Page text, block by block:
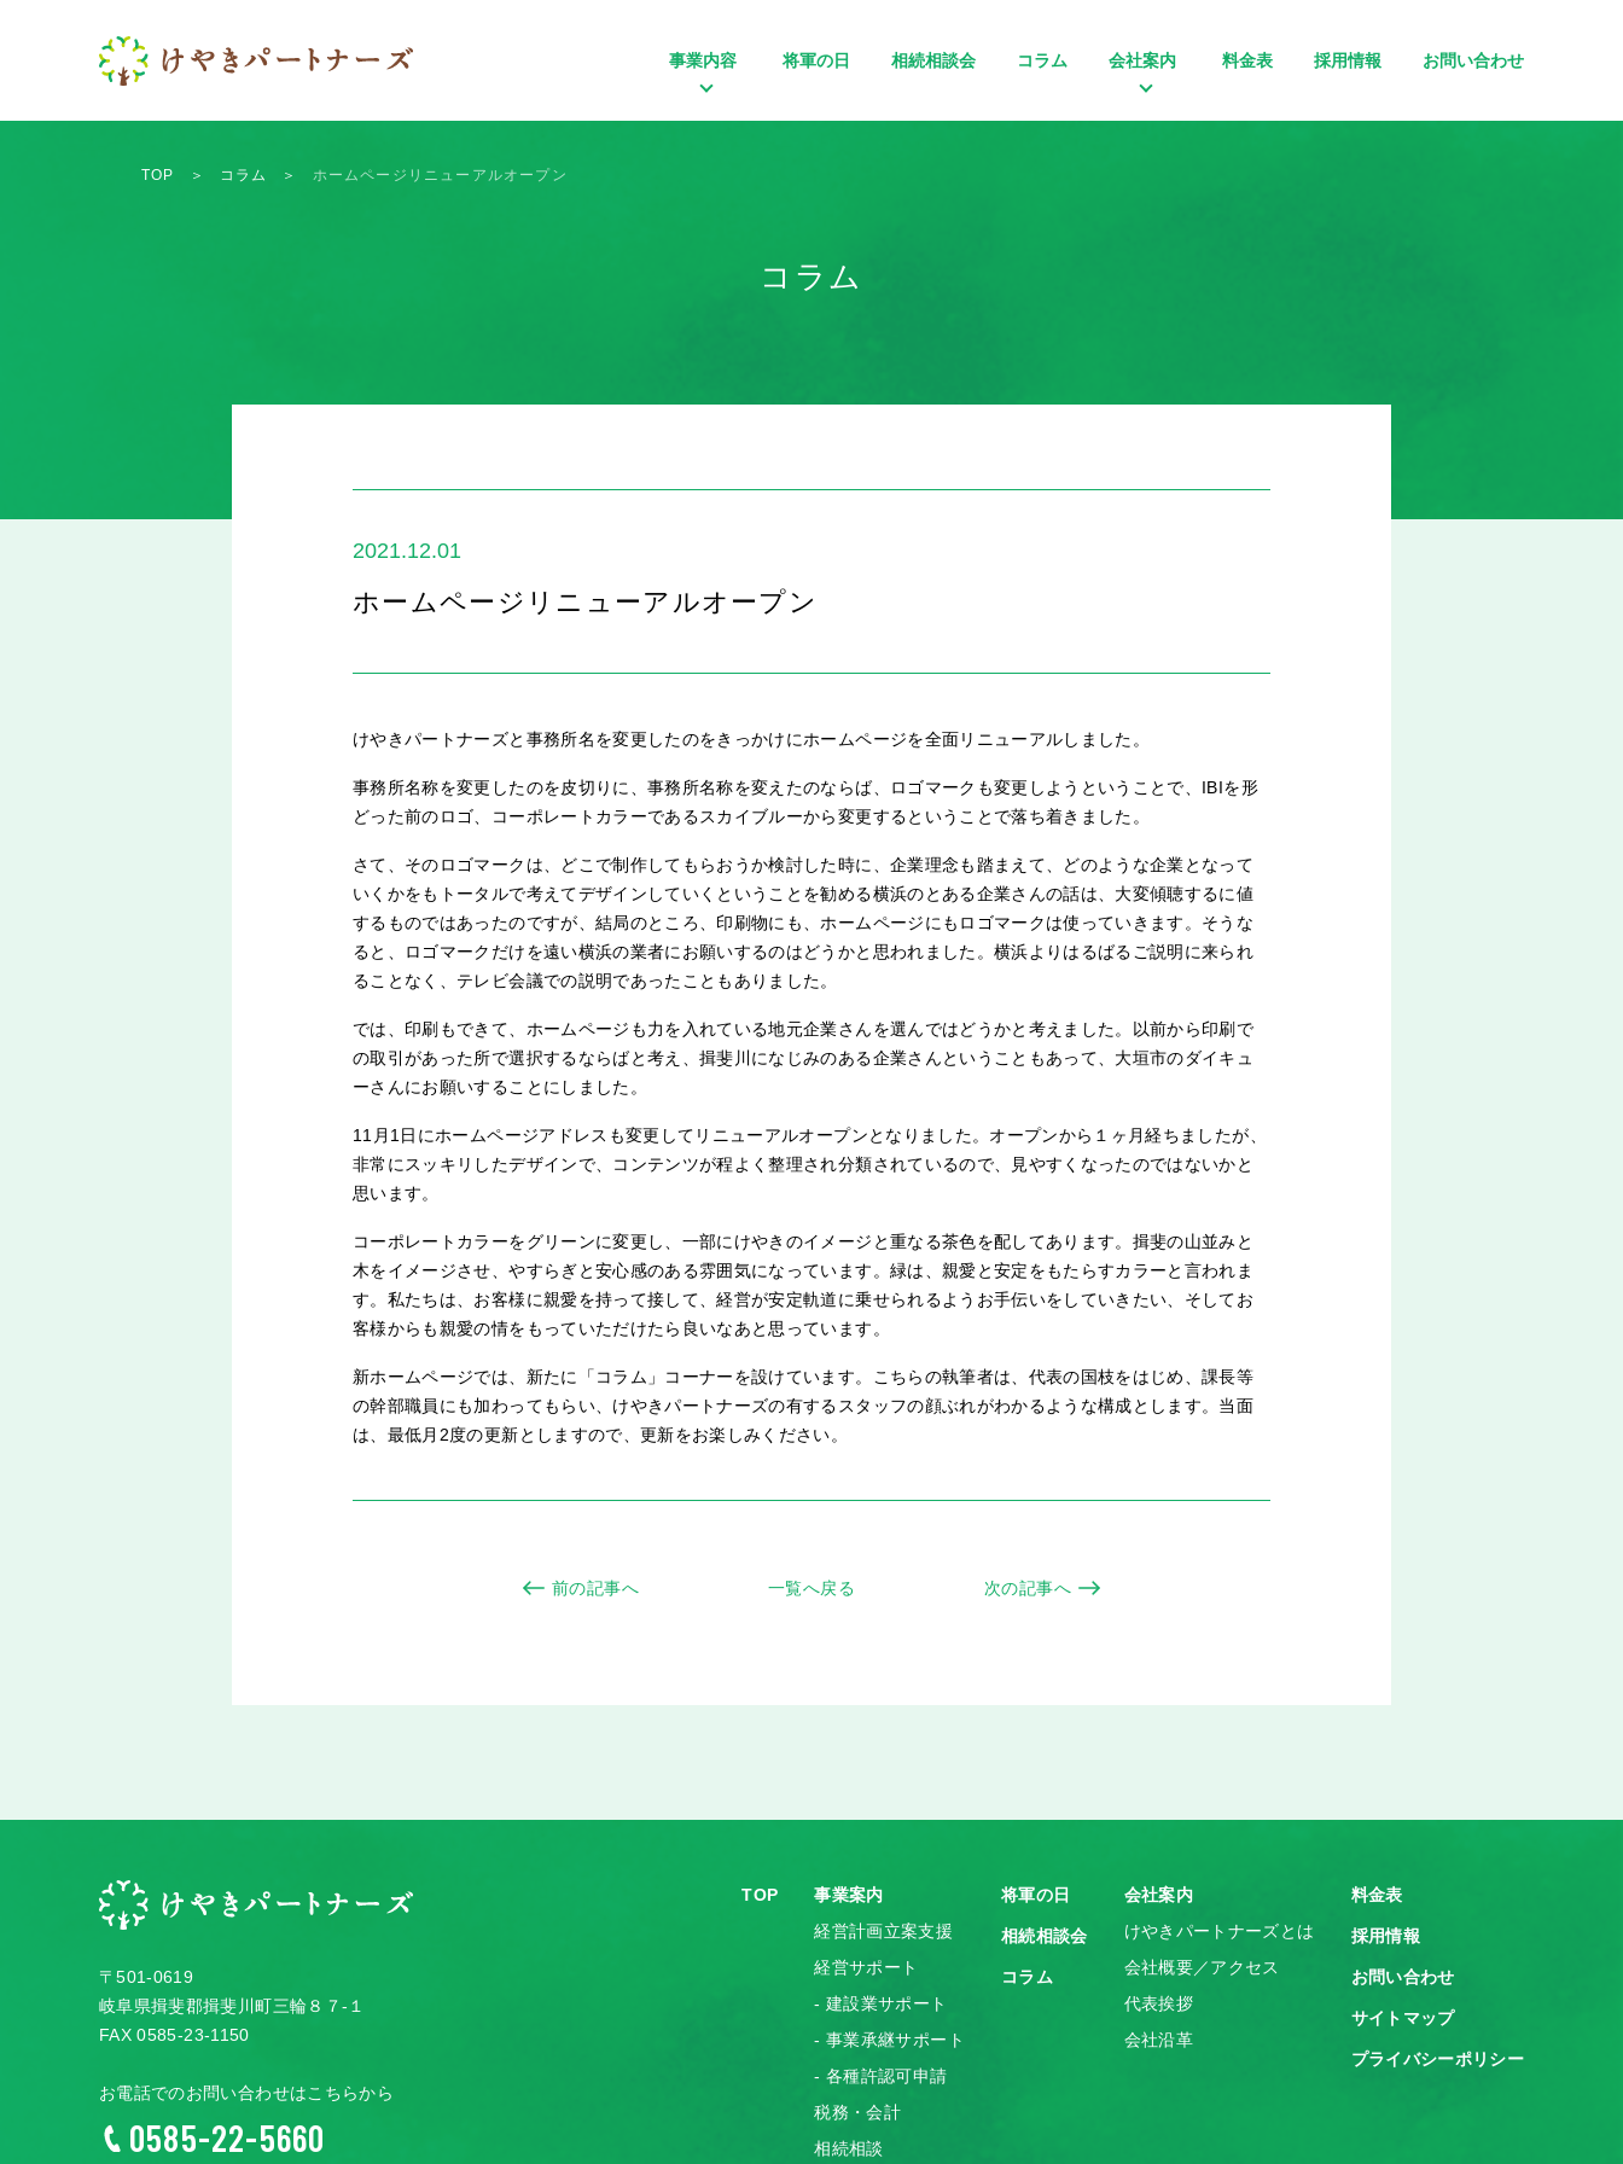
事業内容 将軍の日 相続相談会 コラム 会社案内 料金表 採用情報 お問い合わせ
TOP ＞ コラム ＞ ホームページリニューアルオープン
コラム
2021.12.01
ホームページリニューアルオープン
けやきパートナーズと事務所名を変更したのをきっかけにホームページを全面リニューアルしました。
事務所名称を変更したのを皮切りに、事務所名称を変えたのならば、ロゴマークも変更しようということで、IBIを形
どった前のロゴ、コーポレートカラーであるスカイブルーから変更するということで落ち着きました。
さて、そのロゴマークは、どこで制作してもらおうか検討した時に、企業理念も踏まえて、どのような企業となって
いくかをもトータルで考えてデザインしていくということを勧める横浜のとある企業さんの話は、大変傾聴するに値
するものではあったのですが、結局のところ、印刷物にも、ホームページにもロゴマークは使っていきます。そうな
ると、ロゴマークだけを遠い横浜の業者にお願いするのはどうかと思われました。横浜よりはるばるご説明に来られ
ることなく、テレビ会議での説明であったこともありました。
では、印刷もできて、ホームページも力を入れている地元企業さんを選んではどうかと考えました。以前から印刷で
の取引があった所で選択するならばと考え、揖斐川になじみのある企業さんということもあって、大垣市のダイキュ
ーさんにお願いすることにしました。
11月1日にホームページアドレスも変更してリニューアルオープンとなりました。オープンから１ヶ月経ちましたが、
非常にスッキリしたデザインで、コンテンツが程よく整理され分類されているので、見やすくなったのではないかと
思います。
コーポレートカラーをグリーンに変更し、一部にけやきのイメージと重なる茶色を配してあります。揖斐の山並みと
木をイメージさせ、やすらぎと安心感のある雰囲気になっています。緑は、親愛と安定をもたらすカラーと言われま
す。私たちは、お客様に親愛を持って接して、経営が安定軌道に乗せられるようお手伝いをしていきたい、そしてお
客様からも親愛の情をもっていただけたら良いなあと思っています。
新ホームページでは、新たに「コラム」コーナーを設けています。こちらの執筆者は、代表の国枝をはじめ、課長等
の幹部職員にも加わってもらい、けやきパートナーズの有するスタッフの顔ぶれがわかるような構成とします。当面
は、最低月2度の更新としますので、更新をお楽しみください。
前の記事へ 一覧へ戻る 次の記事へ
〒501-0619
岐阜県揖斐郡揖斐川町三輪８７-１
FAX 0585-23-1150
お電話でのお問い合わせはこちらから
0585-22-5660
TOP
事業案内
経営計画立案支援
経営サポート
- 建設業サポート
- 事業承継サポート
- 各種許認可申請
税務・会計
相続相談
将軍の日
相続相談会
コラム
会社案内
けやきパートナーズとは
会社概要／アクセス
代表挨拶
会社沿革
料金表
採用情報
お問い合わせ
サイトマップ
プライバシーポリシー